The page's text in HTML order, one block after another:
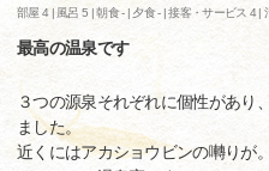
部屋 4 | 風呂 5 |朝食 - | 夕食 - |接客・サービス 4 |
最高の温泉です
３つの源泉それぞれに個性があり
ました。
近くにはアカショウビンの囀りが。